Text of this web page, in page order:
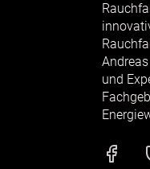
und